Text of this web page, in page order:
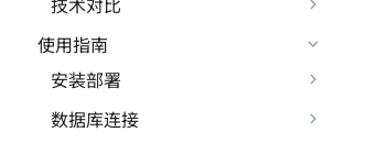
使用指南
安装部署
数据库连接